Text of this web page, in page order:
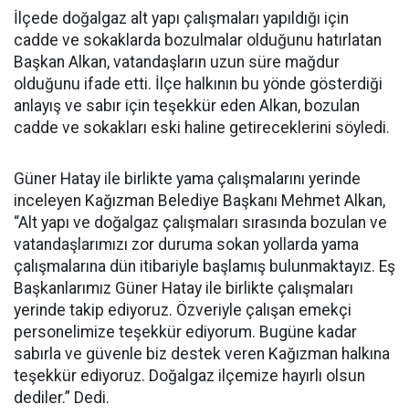
İlçede doğalgaz alt yapı çalışmaları yapıldığı için
cadde ve sokaklarda bozulmalar olduğunu hatırlatan
Başkan Alkan, vatandaşların uzun süre mağdur
olduğunu ifade etti. İlçe halkının bu yönde gösterdiği
anlayış ve sabır için teşekkür eden Alkan, bozulan
cadde ve sokakları eski haline getireceklerini söyledi.
Güner Hatay ile birlikte yama çalışmalarını yerinde
inceleyen Kağızman Belediye Başkanı Mehmet Alkan,
“Alt yapı ve doğalgaz çalışmaları sırasında bozulan ve
vatandaşlarımızı zor duruma sokan yollarda yama
çalışmalarına dün itibariyle başlamış bulunmaktayız. Eş
Başkanlarımız Güner Hatay ile birlikte çalışmaları
yerinde takip ediyoruz. Özveriyle çalışan emekçi
personelimize teşekkür ediyorum. Bugüne kadar
sabırla ve güvenle biz destek veren Kağızman halkına
teşekkür ediyoruz. Doğalgaz ilçemize hayırlı olsun
dediler.” Dedi.